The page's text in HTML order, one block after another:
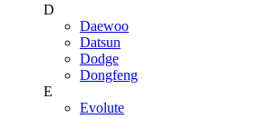
D
Daewoo
Datsun
Dodge
Dongfeng
E
Evolute